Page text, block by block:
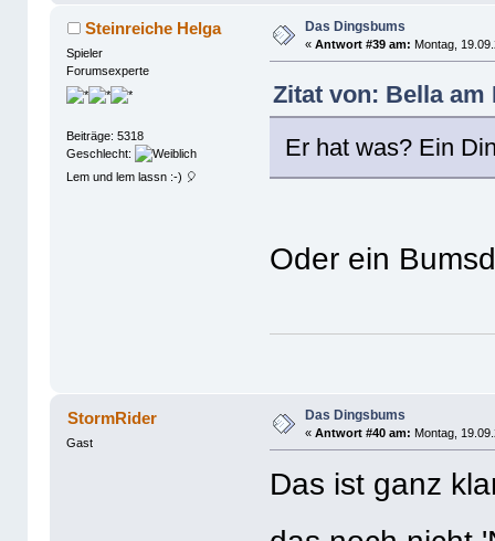
Steinreiche Helga
Spieler
Forumsexperte
Beiträge: 5318
Geschlecht:
Lem und lem lassn :-) 🎈
Das Dingsbums
«Antwort #39 am: Montag,
Zitat von: Bella am
Er hat was? Ein
Oder ein
StormRider
Gast
Das Dingsbums
«Antwort #40 am: Montag,
Das ist ganz